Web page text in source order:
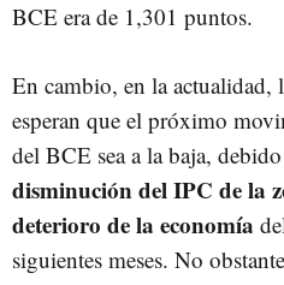
BCE era de 1,301 puntos.
En cambio, en la actualidad,
esperan que el próximo
del BCE sea a la baja,
disminución del IPC de la
deterioro de la economía
siguientes meses. No